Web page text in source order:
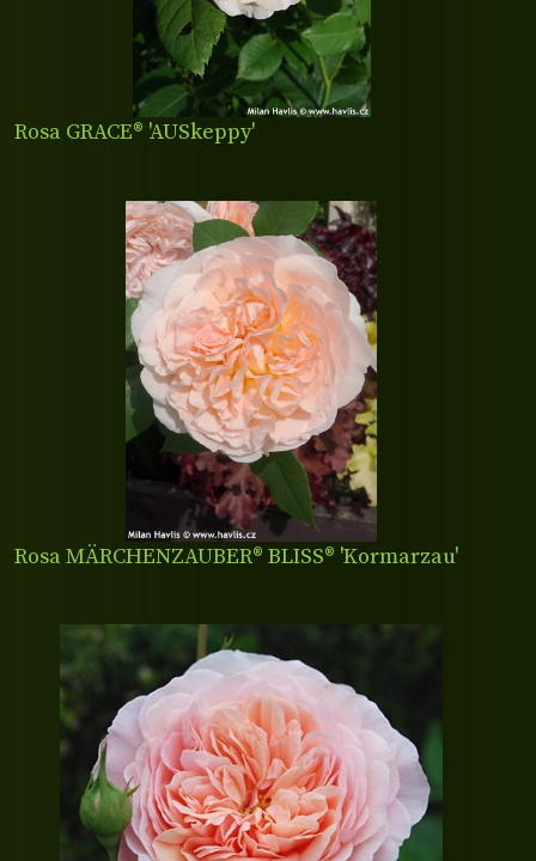
Rosa GRACE® 'AUSkeppy'
Rosa MÄRCHENZAUBER® BLISS® 'Kormarzau'